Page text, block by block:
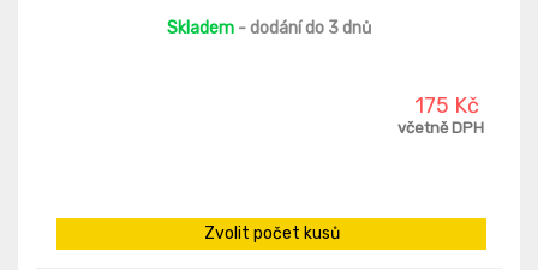
Skladem - dodání do 3 dnů
175 Kč
včetně DPH
Zvolit počet kusů